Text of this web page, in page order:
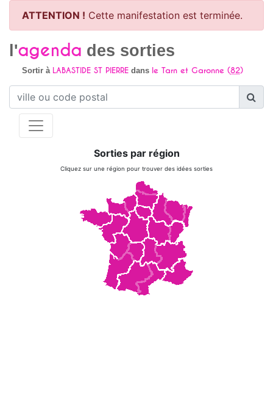
ATTENTION ! Cette manifestation est terminée.
l'agenda des sorties
Sortir à LABASTIDE ST PIERREdans le Tarn et Garonne (82)
Sorties par région
Cliquez sur une région pour trouver des idées sorties